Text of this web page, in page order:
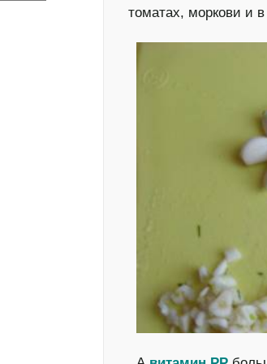
томатах, моркови и в